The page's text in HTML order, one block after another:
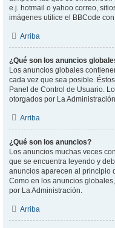
e.j. hotmail o yahoo correo,
imágenes utilice el BBCode
Arriba
¿Qué son los anuncios
Los anuncios globales
cada vez que sea posible.
Panel de Control de Usuario.
otorgados por La
Arriba
¿Qué son los anuncios?
Los anuncios muchas veces
que se encuentra leyendo y
anuncios aparecen al principio
Como en los anuncios
por La Administración.
Arriba